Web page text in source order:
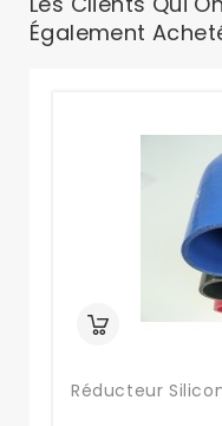
Également
Réducteur